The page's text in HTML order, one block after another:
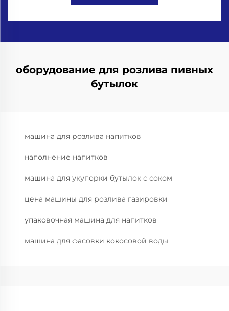
оборудование для розлива пивных
бутылок
машина для розлива напитков
наполнение напитков
машина для укупорки бутылок с соком
цена машины для розлива газировки
упаковочная машина для напитков
машина для фасовки кокосовой воды